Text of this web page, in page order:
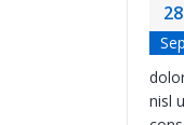
28
nisl